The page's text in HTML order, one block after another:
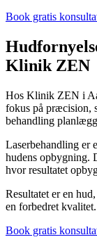
Book gratis
Klinik ZEN
Hos Klinik ZEN i
fokus på præcision,
behandling
Laserbehandling er
hudens opbygning.
hvor resultatet
Resultatet er en
en forbedret kvalitet.
Book gratis